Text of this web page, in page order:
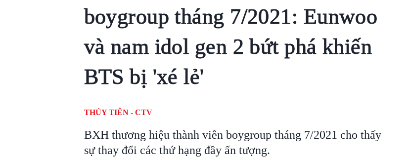
boygroup tháng 7/2021: Eunwoo
và nam idol gen 2 bứt phá khiến
BTS bị 'xé lẻ'
THỦY TIÊN - CTV
BXH thương hiệu thành viên boygroup tháng 7/2021 cho thấy
sự thay đổi các thứ hạng đầy ấn tượng.